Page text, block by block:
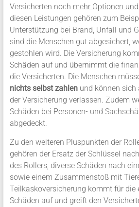
Versicherten noch mehr Optionen
diesen Leistungen gehören zum
Unterstützung bei Brand, Unfall und
sind die Menschen gut abgesichert,
gestohlen wird. Die Versicherung
Schäden auf und übernimmt die
die Versicherten. Die Menschen
nichts selbst zahlenund können sich
der Versicherung verlassen. Zudem
Schäden bei Personen- und
abgedeckt.
Zu den weiteren Pluspunkten der
gehören der Ersatz der Schlüssel
des Rollers, diverse Schäden nach
sowie einem Zusammenstoß mit
Teilkaskoversicherung kommt für die
Schäden auf und greift den